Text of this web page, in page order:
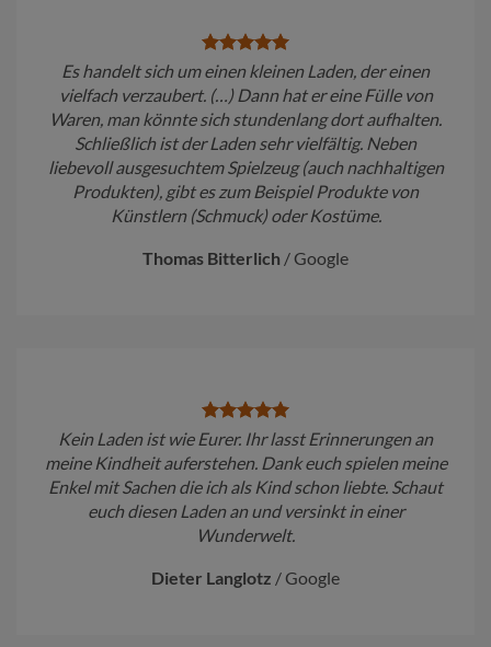
Es handelt sich um einen kleinen Laden, der einen
vielfach verzaubert. (…) Dann hat er eine Fülle von
Waren, man könnte sich stundenlang dort aufhalten.
Schließlich ist der Laden sehr vielfältig. Neben
liebevoll ausgesuchtem Spielzeug (auch nachhaltigen
Produkten), gibt es zum Beispiel Produkte von
Künstlern (Schmuck) oder Kostüme.
Thomas Bitterlich / Google
Kein Laden ist wie Eurer. Ihr lasst Erinnerungen an
meine Kindheit auferstehen. Dank euch spielen meine
Enkel mit Sachen die ich als Kind schon liebte. Schaut
euch diesen Laden an und versinkt in einer
Wunderwelt.
Dieter Langlotz / Google